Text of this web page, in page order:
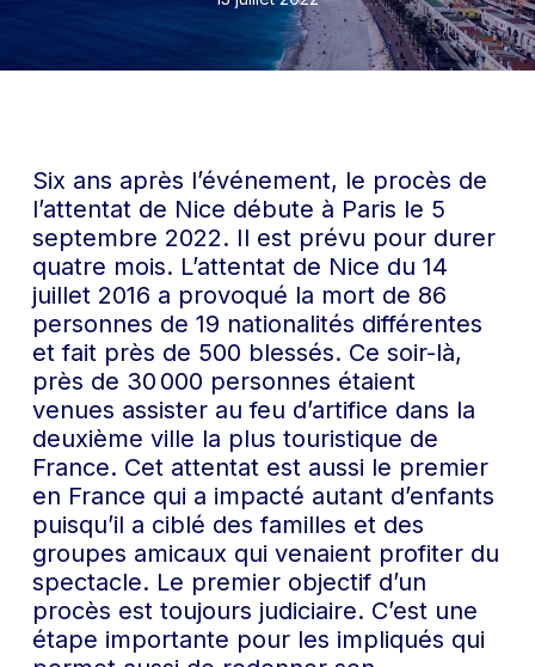
Six ans après l’événement, le procès de
l’attentat de Nice débute à Paris le 5
septembre 2022. Il est prévu pour durer
quatre mois. L’attentat de Nice du 14
juillet 2016 a provoqué la mort de 86
personnes de 19 nationalités différentes
et fait près de 500 blessés. Ce soir-là,
près de 30 000 personnes étaient
venues assister au feu d’artifice dans la
deuxième ville la plus touristique de
France. Cet attentat est aussi le premier
en France qui a impacté autant d’enfants
puisqu’il a ciblé des familles et des
groupes amicaux qui venaient profiter du
spectacle. Le premier objectif d’un
procès est toujours judiciaire. C’est une
étape importante pour les impliqués qui